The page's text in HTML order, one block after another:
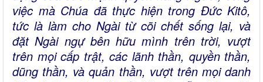
việc mà Chúa đã thực hiện trong Ðức Kitô,
tức là làm cho Ngài từ cõi chết sống lại, và
đặt Ngài ngự bên hữu mình trên trời, vượt
trên mọi cấp trật, các lãnh thần, quyền thần,
dũng thần, và quản thần, vượt trên mọi danh